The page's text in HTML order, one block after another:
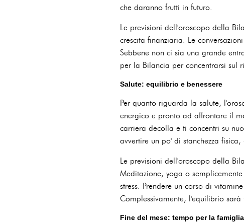
che daranno frutti in futuro.
Le previsioni dell'oroscopo della
crescita finanziaria. Le
Sebbene non ci sia una grande
per la Bilancia per concentrarsi sul
Salute: equilibrio e benessere
Per quanto riguarda la salute,
energico e pronto ad affrontare il
carriera decolla e ti concentri su
avvertire un po' di stanchezza
Le previsioni dell'oroscopo della
Meditazione, yoga o
stress. Prendere un corso di
Complessivamente, l'equilibrio
Fine del mese: tempo per la